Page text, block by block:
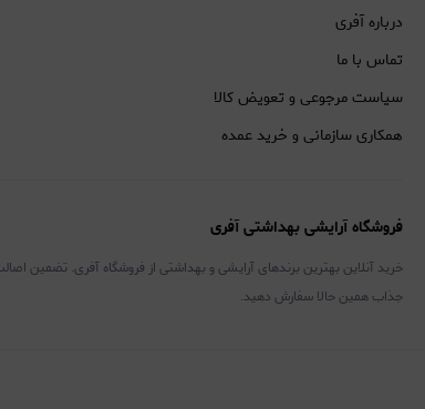
درباره آفری
تماس با ما
سیاست مرجوعی و تعویض کالا
همکاری سازمانی و خرید عمده
فروشگاه آرایشی بهداشتی آفری
خرید آنلاین بهترین برندهای آرایشی و بهداشتی از فروشگاه آفری. تضمین
جذاب همین حالا سفارش دهید.